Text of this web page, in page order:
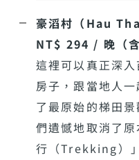
豪滔村（Hau
NT$ 294 / 晚（含
這裡可以真正深
房子，跟當地人
了最原始的梯田
們遺憾地取消了
行（Trekking）